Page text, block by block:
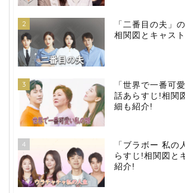
2
「二番目の夫」
相関図とキャス
3
「世界で一番可
話あらすじ!相関
細も紹介!
4
「ブラボー 私の
らすじ!相関図と
紹介!